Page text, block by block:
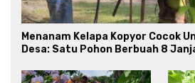
Menanam Kelapa Kopyor Cocok
Desa: Satu Pohon Berbuah 8